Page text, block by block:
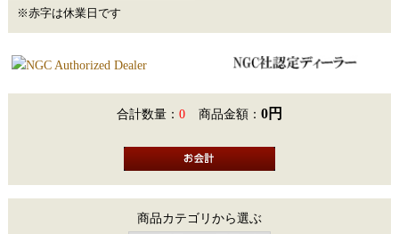
※赤字は休業日です
合計数量： 0 商品金額： 0円
商品カテゴリから選ぶ